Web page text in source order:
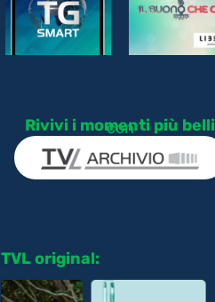
Rivivi i momenti più belli
con
TVL original: